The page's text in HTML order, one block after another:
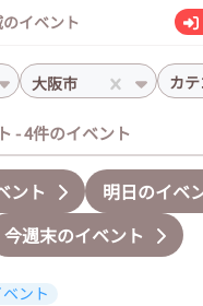
イベント
大阪市 カ
- 4件のイベント
ント
明日のイベ
今週末のイベント
ント